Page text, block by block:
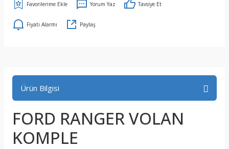
Yorum Yaz Tavsiye Et
Fiyatı Alarmı Paylaş
Ürün Bilgisi
FORD RANGER VOLAN
KOMPLE